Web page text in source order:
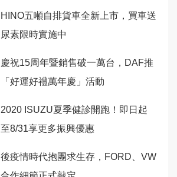
HINO五噸自排貨車全新上市，買車送
尿素限時實施中
慶祝15周年暨銷售破一萬台，DAF推
「好運好禮萬年慶」活動
2020 ISUZU夏季健診開跑！即日起
至8/31享更多振興優惠
後疫情時代抱團求生存，FORD、VW